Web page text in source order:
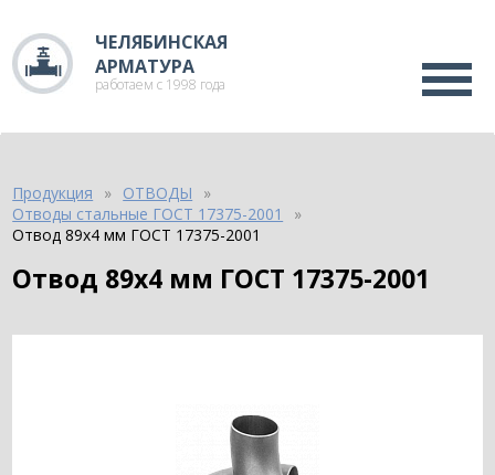
ЧЕЛЯБИНСКАЯ
АРМАТУРА
работаем с 1998 года
Продукция
ОТВОДЫ
Отводы стальные ГОСТ 17375-2001
Отвод 89х4 мм ГОСТ 17375-2001
Отвод 89х4 мм ГОСТ 17375-2001